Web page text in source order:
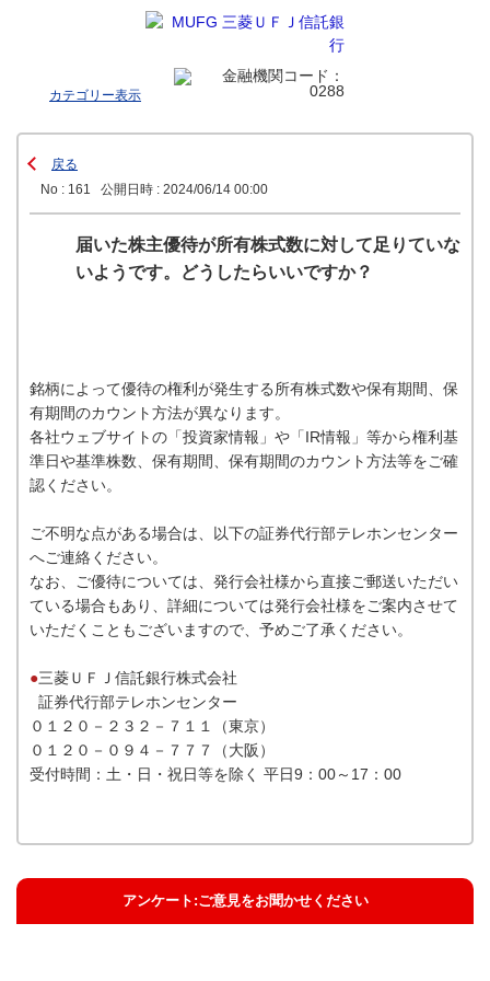
カテゴリー表示
戻る
No : 161
公開日時 : 2024/06/14 00:00
届いた株主優待が所有株式数に対して足りていな
いようです。どうしたらいいですか？
銘柄によって優待の権利が発生する所有株式数や保有期間、保
有期間のカウント方法が異なります。
各社ウェブサイトの「投資家情報」や「IR情報」等から権利基
準日や基準株数、保有期間、保有期間のカウント方法等をご確
認ください。
ご不明な点がある場合は、以下の証券代行部テレホンセンター
へご連絡ください。
なお、ご優待については、発行会社様から直接ご郵送いただい
ている場合もあり、詳細については発行会社様をご案内させて
いただくこともございますので、予めご了承ください。
●三菱ＵＦＪ信託銀行株式会社
証券代行部テレホンセンター
０１２０－２３２－７１１（東京）
０１２０－０９４－７７７（大阪）
受付時間：土・日・祝日等を除く 平日9：00～17：00
アンケート:ご意見をお聞かせください